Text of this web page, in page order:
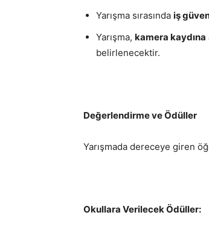
Yarışma sırasında iş
Yarışma, kamera kaydına
belirlenecektir.
Değerlendirme ve Ödüller
Yarışmada dereceye giren
Okullara Verilecek Ödüller: